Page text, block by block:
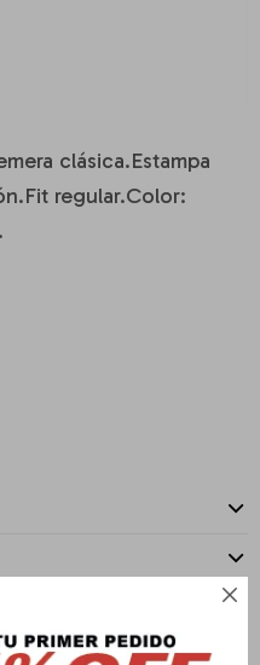

clásica.Estampa
regular.Color: